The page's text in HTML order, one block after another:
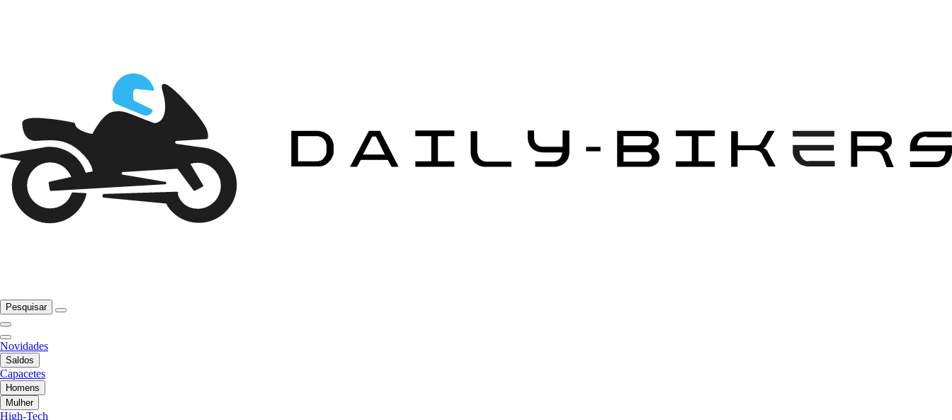
Pesquisar
Novidades
Saldos
Capacetes
Homens
Mulher
High-Tech